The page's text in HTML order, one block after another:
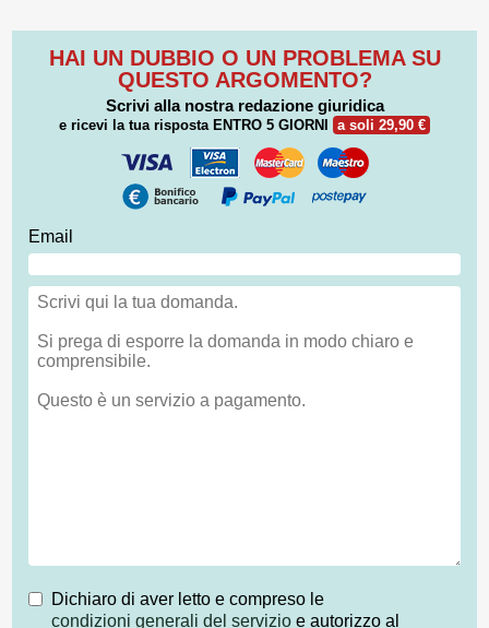
HAI UN DUBBIO O UN PROBLEMA SU
QUESTO ARGOMENTO?
Scrivi alla nostra redazione giuridica
e ricevi la tua risposta ENTRO 5 GIORNI a soli 29,90 €
Email
Dichiaro di aver letto e compreso le
condizioni generali del servizio e autorizzo al